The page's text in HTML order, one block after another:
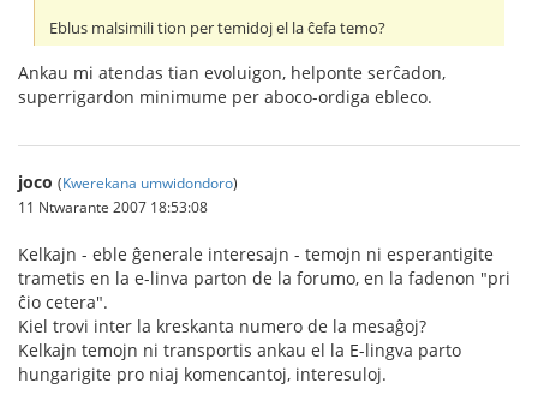
Eblus malsimili tion per temidoj el la ĉefa temo?
Ankau mi atendas tian evoluigon, helponte serĉadon,
superrigardon minimume per aboco-ordiga ebleco.
joco (Kwerekana umwidondoro)
11 Ntwarante 2007 18:53:08
Kelkajn - eble ĝenerale interesajn - temojn ni esperantigite
trametis en la e-linva parton de la forumo, en la fadenon "pri
ĉio cetera".
Kiel trovi inter la kreskanta numero de la mesaĝoj?
Kelkajn temojn ni transportis ankau el la E-lingva parto
hungarigite pro niaj komencantoj, interesuloj.